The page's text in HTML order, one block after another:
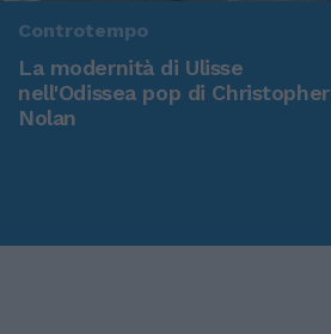
Controtempo
La modernità di Ulisse
nell'Odissea pop di Christopher
Nolan